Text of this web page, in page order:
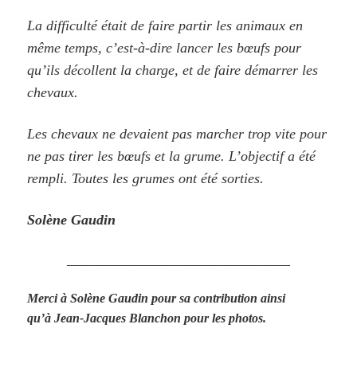
La difficulté était de faire partir les animaux en
même temps, c’est-à-dire lancer les bœufs pour
qu’ils décollent la charge, et de faire démarrer les
chevaux.
Les chevaux ne devaient pas marcher trop vite pour
ne pas tirer les bœufs et la grume. L’objectif a été
rempli. Toutes les grumes ont été sorties.
Solène Gaudin
Merci à Solène Gaudin pour sa contribution ainsi
qu’à Jean-Jacques Blanchon pour les photos.